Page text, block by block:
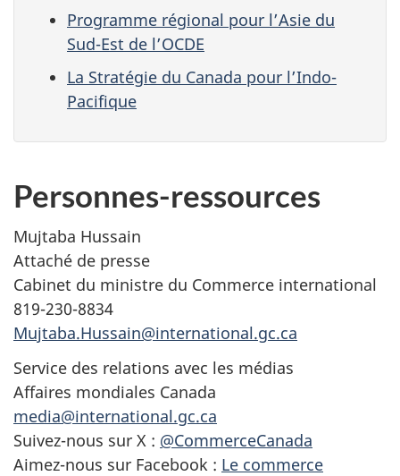
Programme régional pour l’Asie du
Sud-Est de l’OCDE
La Stratégie du Canada pour l’Indo-
Pacifique
Personnes-ressources
Mujtaba Hussain
Attaché de presse
Cabinet du ministre du Commerce international
819-230-8834
Mujtaba.Hussain@international.gc.ca
Service des relations avec les médias
Affaires mondiales Canada
media@international.gc.ca
Suivez-nous sur X : @CommerceCanada
Aimez-nous sur Facebook : Le commerce